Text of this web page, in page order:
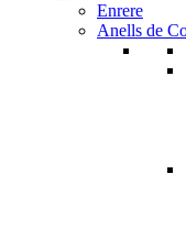
Enrere
Anells de